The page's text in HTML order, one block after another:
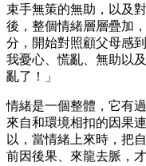
束手無策的無助，以及
後，整個情緒層層疊加
分，開始對照顧父母感
我憂心、慌亂、無助以
亂了！」
情緒是一個整體，它有
來自和環境相扣的因果
以，當情緒上來時，把
前因後果、來龍去脈，